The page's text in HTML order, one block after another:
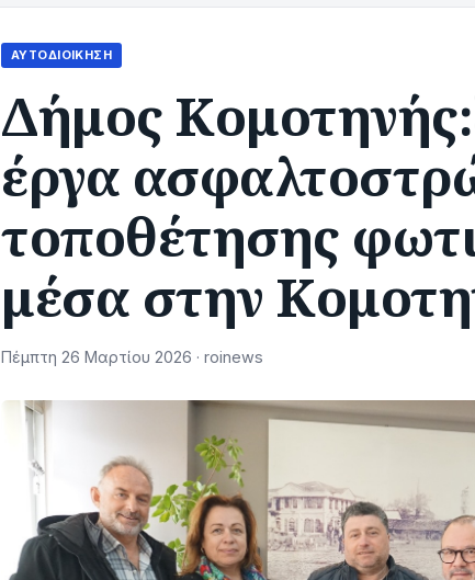
ΑΥΤΟΔΙΟΊΚΗΣΗ
Δήμος
έργα
τοποθέτησης
μέσα στην
Πέμπτη 26 Μαρτίου 2026 · roinews